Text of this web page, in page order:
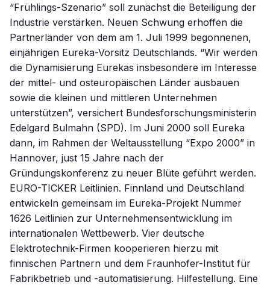
“Frühlings-Szenario” soll zunächst die Beteiligung der
Industrie verstärken. Neuen Schwung erhoffen die
Partnerländer von dem am 1. Juli 1999 begonnenen,
einjährigen Eureka-Vorsitz Deutschlands. “Wir werden
die Dynamisierung Eurekas insbesondere im Interesse
der mittel- und osteuropäischen Länder ausbauen
sowie die kleinen und mittleren Unternehmen
unterstützen”, versichert Bundesforschungsministerin
Edelgard Bulmahn (SPD). Im Juni 2000 soll Eureka
dann, im Rahmen der Weltausstellung “Expo 2000” in
Hannover, just 15 Jahre nach der
Gründungskonferenz zu neuer Blüte geführt werden.
EURO-TICKER Leitlinien. Finnland und Deutschland
entwickeln gemeinsam im Eureka-Projekt Nummer
1626 Leitlinien zur Unternehmensentwicklung im
internationalen Wettbewerb. Vier deutsche
Elektrotechnik-Firmen kooperieren hierzu mit
finnischen Partnern und dem Fraunhofer-Institut für
Fabrikbetrieb und -automatisierung. Hilfestellung. Eine